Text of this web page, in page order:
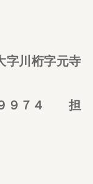
字川桁字元寺
９９７４ 担